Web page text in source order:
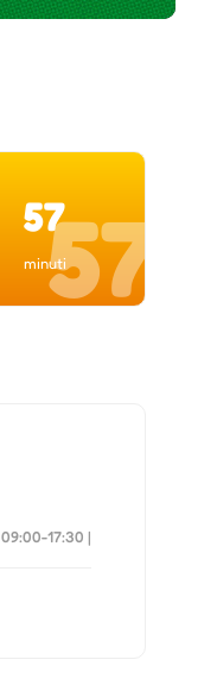
57
minuti57
09:00-17:30 |